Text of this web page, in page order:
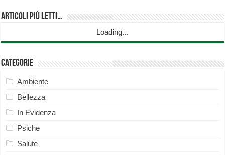
Articoli più Letti…
Loading...
Categorie
Ambiente
Bellezza
In Evidenza
Psiche
Salute